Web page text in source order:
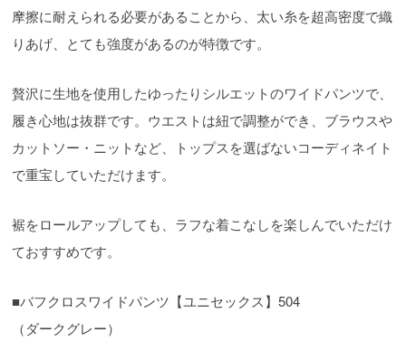
摩擦に耐えられる必要があることから、太い糸を超高密度で織
りあげ、とても強度があるのが特徴です。
贅沢に生地を使用したゆったりシルエットのワイドパンツで、
履き心地は抜群です。ウエストは紐で調整ができ、ブラウスや
カットソー・ニットなど、トップスを選ばないコーディネイト
で重宝していただけます。
裾をロールアップしても、ラフな着こなしを楽しんでいただけ
ておすすめです。
■バフクロスワイドパンツ【ユニセックス】504
（ダークグレー）